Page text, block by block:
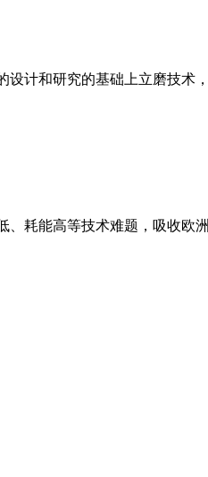
计和研究的基础上立磨技
耗能高等技术难题，吸收